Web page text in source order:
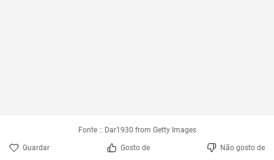
Fonte :: Dar1930 from Getty Images
Guardar Gosto de Não gosto de